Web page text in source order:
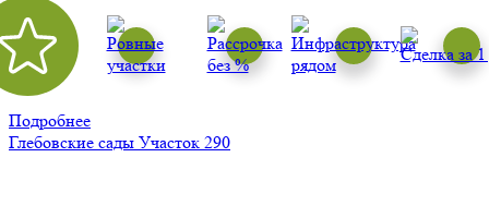
Подробнее
Глебовские сады Участок 290